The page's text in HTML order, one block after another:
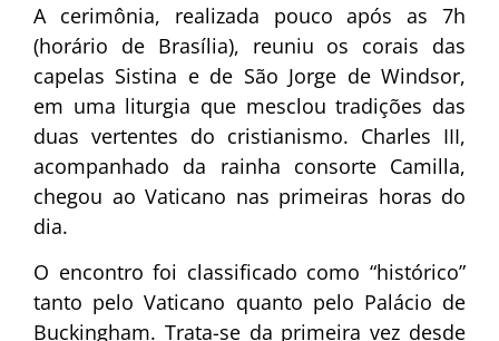
A cerimônia, realizada pouco após as 7h
(horário de Brasília), reuniu os corais das
capelas Sistina e de São Jorge de Windsor,
em uma liturgia que mesclou tradições das
duas vertentes do cristianismo. Charles III,
acompanhado da rainha consorte Camilla,
chegou ao Vaticano nas primeiras horas do
dia.
O encontro foi classificado como “histórico”
tanto pelo Vaticano quanto pelo Palácio de
Buckingham. Trata-se da primeira vez desde